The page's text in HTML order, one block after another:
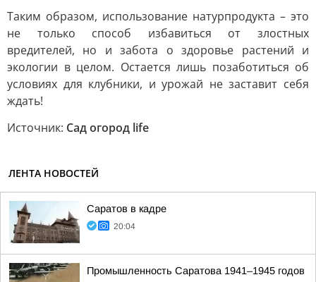
Таким образом, использование натурпродукта – это
не только способ избавиться от злостных
вредителей, но и забота о здоровье растений и
экологии в целом. Остается лишь позаботиться об
условиях для клубники, и урожай не заставит себя
ждать!
Источник: Сад огород life
ЛЕНТА НОВОСТЕЙ
Саратов в кадре
20:04
Промышленность Саратова 1941–1945 годов